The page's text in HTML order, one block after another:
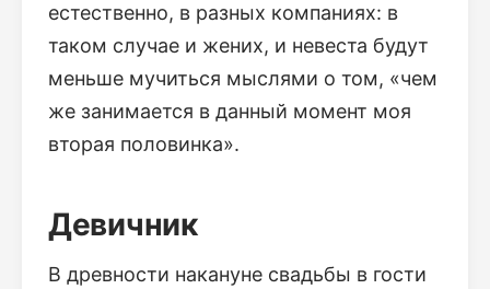
естественно, в разных компаниях: в
таком случае и жених, и невеста будут
меньше мучиться мыслями о том, «чем
же занимается в данный момент моя
вторая половинка».
Девичник
В древности накануне свадьбы в гости